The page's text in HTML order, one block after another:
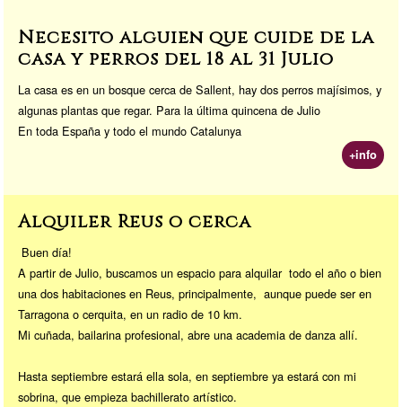
Necesito alguien que cuide de la
casa y perros del 18 al 31 Julio
La casa es en un bosque cerca de Sallent, hay dos perros majísimos, y
algunas plantas que regar. Para la última quincena de Julio
En toda España y todo el mundo Catalunya
+info
Alquiler Reus o cerca
Buen día!
A partir de Julio, buscamos un espacio para alquilar todo el año o bien
una dos habitaciones en Reus, principalmente, aunque puede ser en
Tarragona o cerquita, en un radio de 10 km.
Mi cuñada, bailarina profesional, abre una academia de danza allí.
Hasta septiembre estará ella sola, en septiembre ya estará con mi
sobrina, que empieza bachillerato artístico.